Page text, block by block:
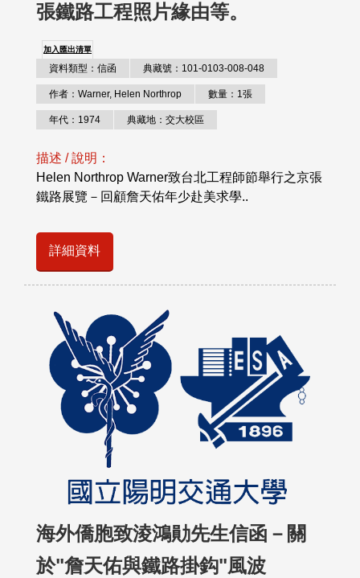
張鐵路工程照片緣由等。
加入匯出清單
資料類型：信函 典藏號：101-0103-008-048
作者：Warner, Helen Northrop 數量：1張
年代：1974 典藏地：交大校區
描述 / 說明：
Helen Northrop Warner致台北工程師節舉行之京張
鐵路展覽－回顧詹天佑年少赴美求學..
詳細資料
海外僑胞致淩鴻勛先生信函－關
於"詹天佑與鐵路掛鈎"風波